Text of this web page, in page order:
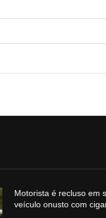
Motorista é recluso em
veículo onusto com